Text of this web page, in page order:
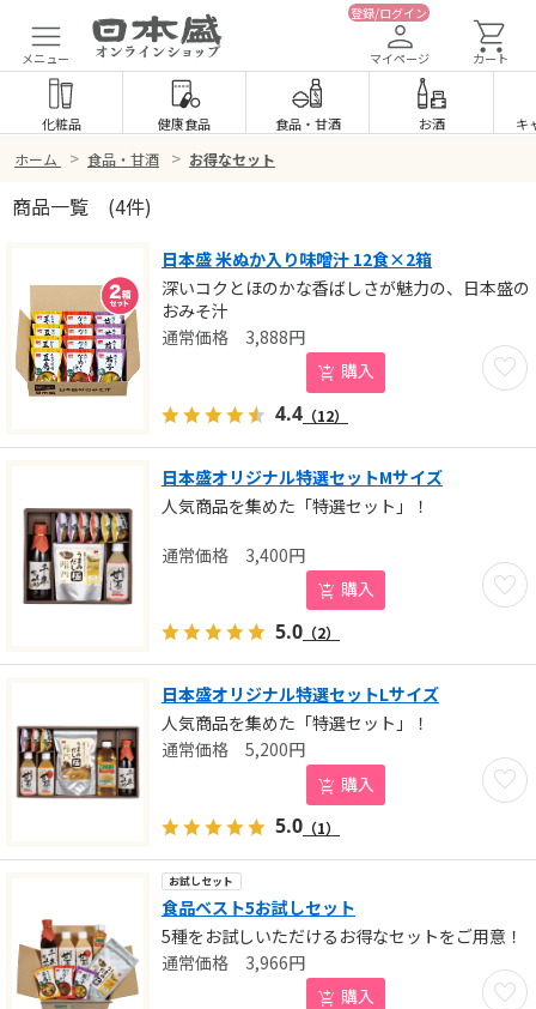
メニュー
登録/ログイン
マイページ カート
化粧品 健康食品 食品・ 甘酒 お酒 キ
ホーム > 食品・甘酒 > お得なセット
商品一覧 (4件)
日本盛 米ぬか入り味噌汁 12食×2箱
深いコクとほのかな香ばしさが魅力の、日本盛の
おみそ汁
お気
3,888円
購入
4.4 （12）
日本盛オリジナル特選セットMサイズ
人気商品を集めた「特選セット」！
お気
3,400円
購入
5.0 （2）
日本盛オリジナル特選セットLサイズ
人気商品を集めた「特選セット」！
お気
5,200円
購入
5.0 （1）
お試しセット
食品ベスト5お試しセット
5種をお試しいただけるお得なセットをご用意！
お気
3,966円
購入